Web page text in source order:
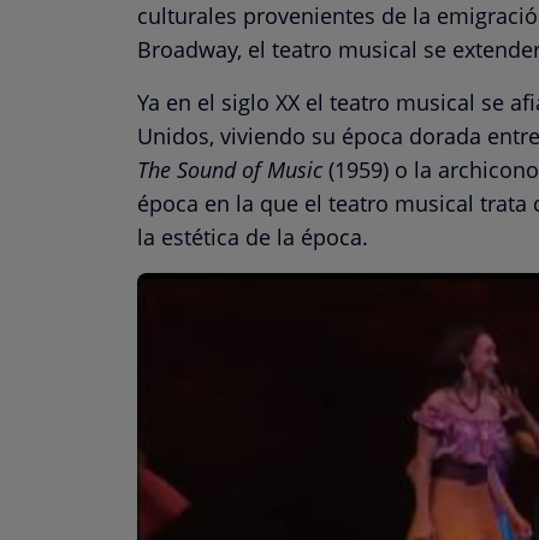
culturales provenientes de la
Broadway, el teatro musical se
Ya en el siglo XX el teatro musical se
Unidos, viviendo su época dorada
The Sound of Music (1959) o la
época en la que el teatro musical
la estética de la época.